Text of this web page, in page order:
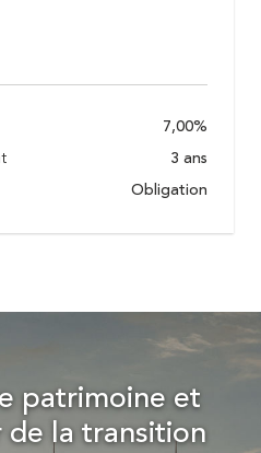
7,00%
3 ans
Obligation
patrimoine et
de la transition